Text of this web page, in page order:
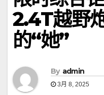
2.4T越野
的“她”
By admin
3月 8, 2025